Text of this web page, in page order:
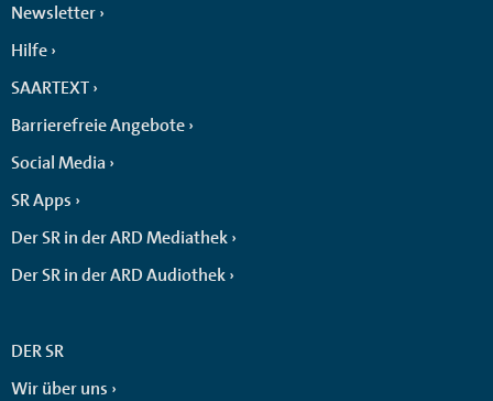
Newsletter
Hilfe
SAARTEXT
Barrierefreie Angebote
Social Media
SR Apps
Der SR in der ARD Mediathek
Der SR in der ARD Audiothek
DER SR
Wir über uns